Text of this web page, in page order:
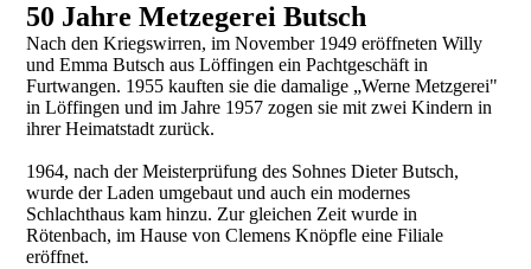
50 Jahre Metzegerei Butsch
Nach den Kriegswirren, im November 1949 eröffneten Willy
und Emma Butsch aus Löffingen ein Pachtgeschäft in
Furtwangen. 1955 kauften sie die damalige „Werne Metzgerei"
in Löffingen und im Jahre 1957 zogen sie mit zwei Kindern in
ihrer Heimatstadt zurück.
1964, nach der Meisterprüfung des Sohnes Dieter Butsch,
wurde der Laden umgebaut und auch ein modernes
Schlachthaus kam hinzu. Zur gleichen Zeit wurde in
Rötenbach, im Hause von Clemens Knöpfle eine Filiale
eröffnet.